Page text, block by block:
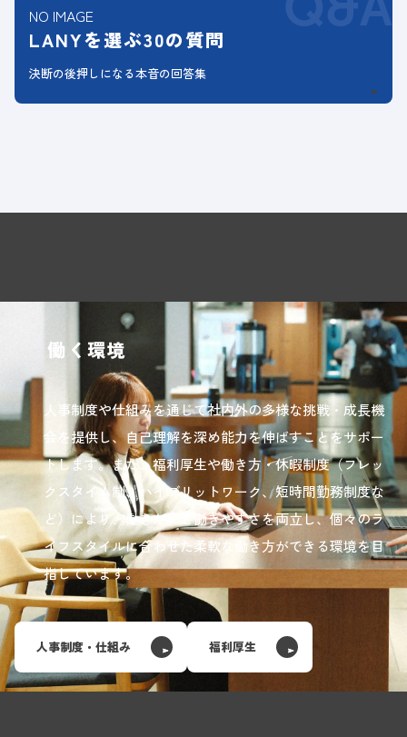
NO IMAGE
LANYを選ぶ30の質問
決断の後押しになる本音の回答集
働く環境
人事制度や仕組みを通じて社内外の多様な挑戦・成長機
会を提供し、自己理解を深め能力を伸ばすことをサポー
トします。また、福利厚生や働き方・休暇制度（フレッ
クスタイム制、ハイブリットワーク、短時間勤務制度な
ど）により、働きがいと働きやすさを両立し、個々のラ
イフスタイルに合わせた柔軟な働き方ができる環境を目
指しています。
人事制度・仕組み 福利厚生